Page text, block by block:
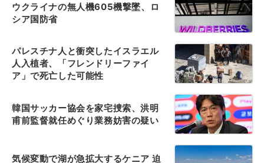
ウクライナの無人機605機撃墜、ロ
シア国防省
パレスチナ人と衝突したイスラエル
人入植者、「フレンドリーファイ
ア」で死亡した可能性
韓国サッカー協会を家宅捜索、洪明
甫前監督就任めぐり業務妨害の疑い
気候変動で湖が急拡大するケニア 迫